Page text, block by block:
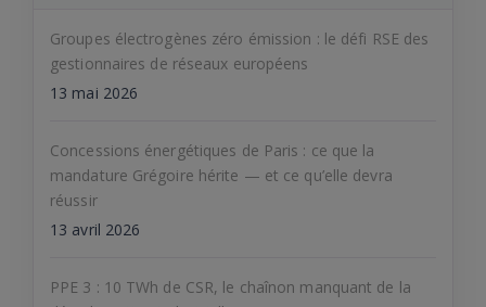
Groupes électrogènes zéro émission : le défi RSE des
gestionnaires de réseaux européens
13 mai 2026
Concessions énergétiques de Paris : ce que la
mandature Grégoire hérite — et ce qu’elle devra
réussir
13 avril 2026
PPE 3 : 10 TWh de CSR, le chaînon manquant de la